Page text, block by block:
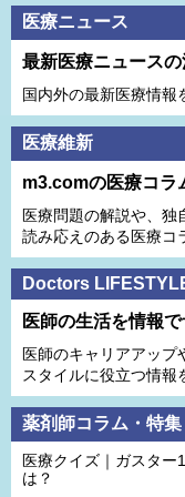
医療ニュース
最新医療ニュースの
国内外の最新医療情報
医療維新
m3.comの医療コラ
医療問題の解説や、独
読み応えのある医療コ
Doctors
医師の生活を情報で
医師のキャリアアップ
スタイルに役立つ情報
薬剤師コラム・特集
医療クイズ｜ガスター
は？